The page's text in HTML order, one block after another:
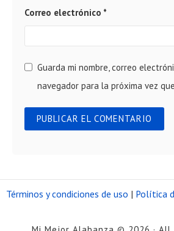
Correo electrónico *
Guarda mi nombre, correo
navegador para la próxima vez
Términos y condiciones de uso | Política